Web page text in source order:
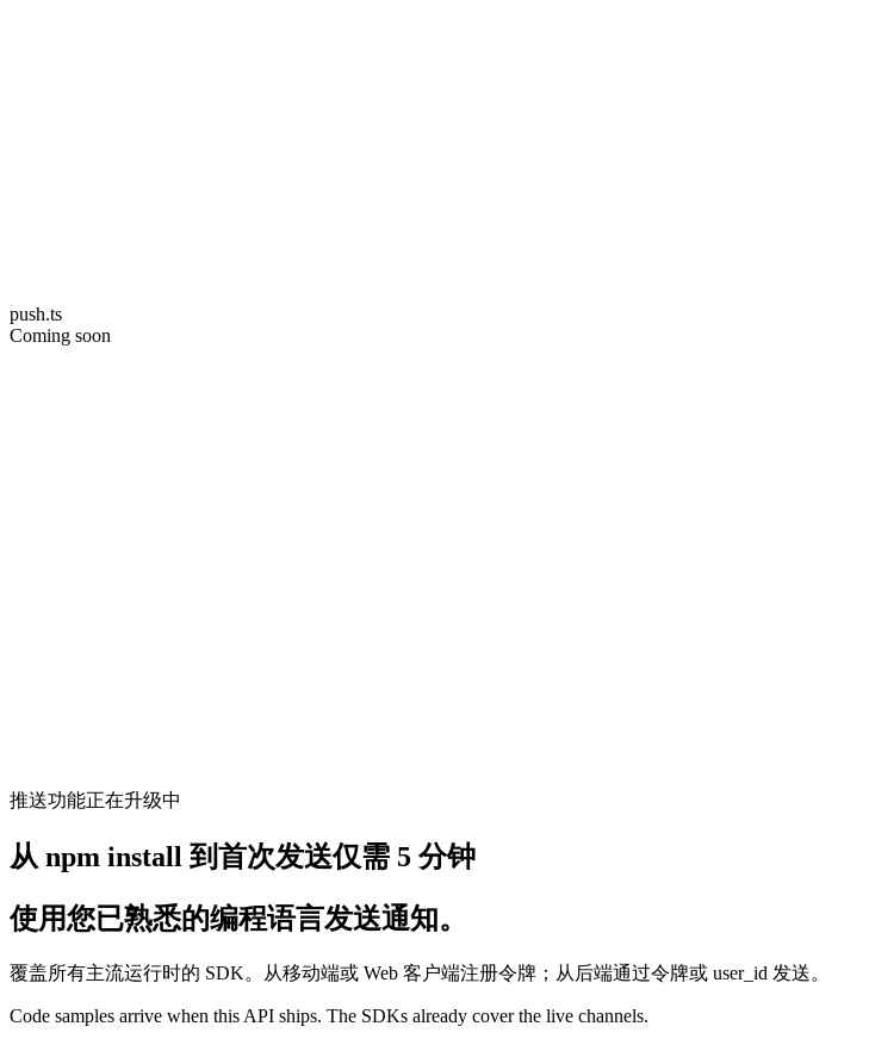
push.ts
Coming soon
推送功能正在升级中
从 npm install 到首次发送仅需 5 分钟
使用您已熟悉的编程语言发送通知。
覆盖所有主流运行时的 SDK。从移动端或 Web 客户端注册令牌；从后端通过令牌或 user_id 发送。
Code samples arrive when this API ships. The SDKs already cover the live channels.